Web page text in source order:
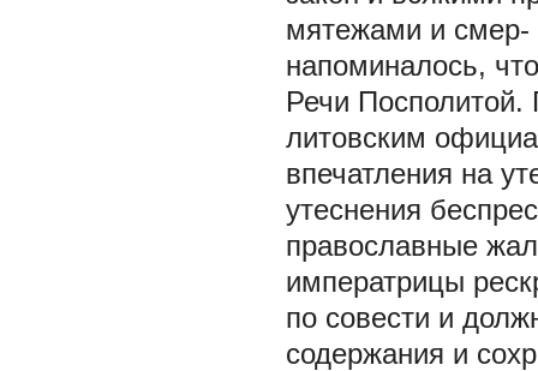
мятежами и смер-
напоминалось,
Речи Посполитой.
литовским
впечатления на
утеснения
православные
императрицы
по совести и
содержания и